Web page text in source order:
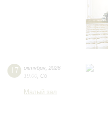
17 октября 2026
19:00 Сб
Малый зал